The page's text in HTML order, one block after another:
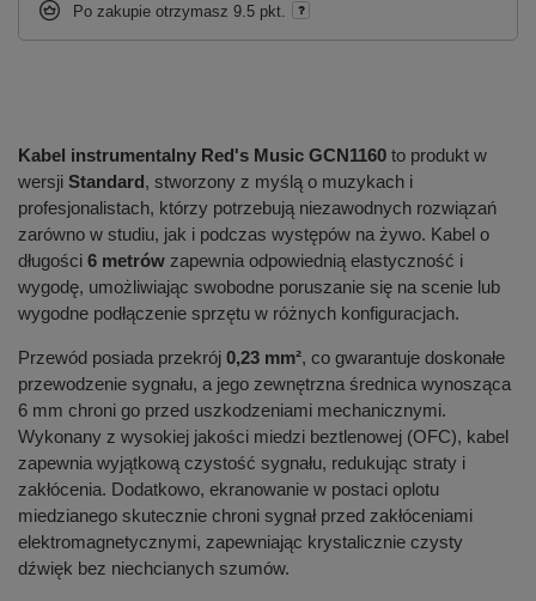
Po zakupie otrzymasz 9.5 pkt.
Kabel instrumentalny Red's Music GCN1160 to produkt w
wersji Standard, stworzony z myślą o muzykach i
profesjonalistach, którzy potrzebują niezawodnych rozwiązań
zarówno w studiu, jak i podczas występów na żywo. Kabel o
długości 6 metrów zapewnia odpowiednią elastyczność i
wygodę, umożliwiając swobodne poruszanie się na scenie lub
wygodne podłączenie sprzętu w różnych konfiguracjach.
Przewód posiada przekrój 0,23 mm², co gwarantuje doskonałe
przewodzenie sygnału, a jego zewnętrzna średnica wynosząca
6 mm chroni go przed uszkodzeniami mechanicznymi.
Wykonany z wysokiej jakości miedzi beztlenowej (OFC), kabel
zapewnia wyjątkową czystość sygnału, redukując straty i
zakłócenia. Dodatkowo, ekranowanie w postaci oplotu
miedzianego skutecznie chroni sygnał przed zakłóceniami
elektromagnetycznymi, zapewniając krystalicznie czysty
dźwięk bez niechcianych szumów.